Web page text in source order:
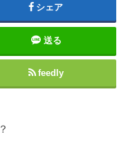
シェア
送る
feedly